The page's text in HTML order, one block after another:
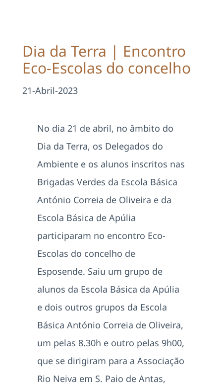
Área Reservada
Pesquisar
Dia da Terra | Encontro
Eco-Escolas do concelho
21-Abril-2023
No dia 21 de abril, no âmbito do
Dia da Terra, os Delegados do
Ambiente e os alunos inscritos nas
Brigadas Verdes da Escola Básica
António Correia de Oliveira e da
Escola Básica de Apúlia
participaram no encontro Eco-
Escolas do concelho de
Esposende. Saiu um grupo de
alunos da Escola Básica da Apúlia
e dois outros grupos da Escola
Básica António Correia de Oliveira,
um pelas 8.30h e outro pelas 9h00,
que se dirigiram para a Associação
Rio Neiva em S. Paio de Antas,